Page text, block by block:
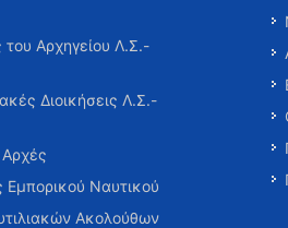
του Αρχηγείου Λ.Σ.-
Διοικήσεις Λ.Σ.-
Αρχές
Εμπορικού Ναυτικού
Ακολούθων